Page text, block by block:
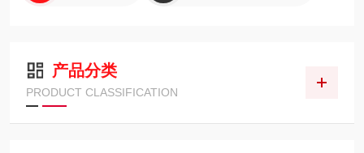
产品分类
PRODUCT CLASSIFICATION